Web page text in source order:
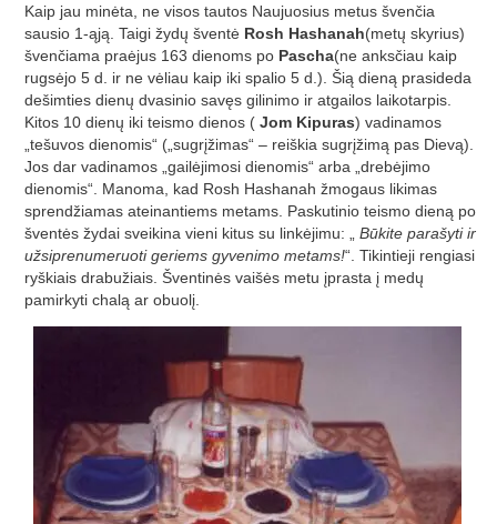
Kaip jau minėta, ne visos tautos Naujuosius metus švenčia
sausio 1-ąją. Taigi žydų šventė Rosh Hashanah(metų skyrius)
švenčiama praėjus 163 dienoms po Pascha(ne anksčiau kaip
rugsėjo 5 d. ir ne vėliau kaip iki spalio 5 d.). Šią dieną prasideda
dešimties dienų dvasinio savęs gilinimo ir atgailos laikotarpis.
Kitos 10 dienų iki teismo dienos ( Jom Kipuras) vadinamos
„tešuvos dienomis“ („sugrįžimas“ – reiškia sugrįžimą pas Dievą).
Jos dar vadinamos „gailėjimosi dienomis“ arba „drebėjimo
dienomis“. Manoma, kad Rosh Hashanah žmogaus likimas
sprendžiamas ateinantiems metams. Paskutinio teismo dieną po
šventės žydai sveikina vieni kitus su linkėjimu: „ Būkite parašyti ir
užsiprenumeruoti geriems gyvenimo metams!“. Tikintieji rengiasi
ryškiais drabužiais. Šventinės vaišės metu įprasta į medų
pamirkyti chalą ar obuolį.